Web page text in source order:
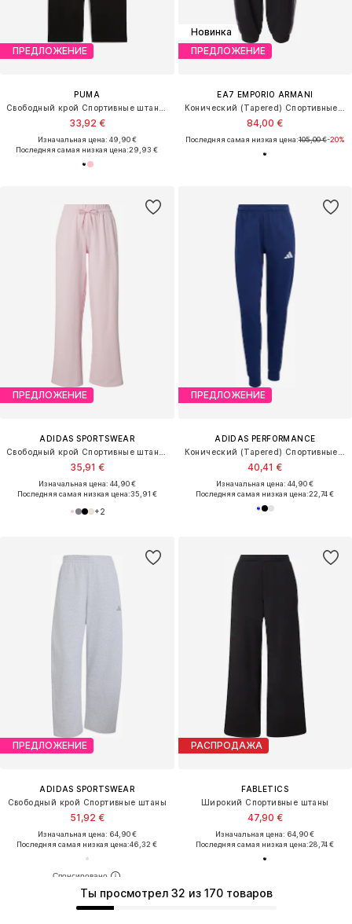
ПРЕДЛОЖЕНИЕ
PUMA
33,92 €
Изначальная цена: 49,90 €
Последняя самая низкая цена:29,93 €
Новинка
ПРЕДЛОЖЕНИЕ
EA7 EMPORIO ARMANI
84,00 €
Последняя самая низкая цена:105,00 €-20%
ПРЕДЛОЖЕНИЕ
ADIDAS SPORTSWEAR
35,91 €
Изначальная цена: 44,90 €
Последняя самая низкая цена:35,91 €
+2
ПРЕДЛОЖЕНИЕ
ADIDAS PERFORMANCE
40,41 €
Изначальная цена: 44,90 €
Последняя самая низкая цена:22,74 €
ПРЕДЛОЖЕНИЕ
ADIDAS SPORTSWEAR
Свободный крой Спортивные штаны
51,92 €
Изначальная цена: 64,90 €
Последняя самая низкая цена:46,32 €
РАСПРОДАЖА
FABLETICS
Широкий Спортивные штаны
47,90 €
Изначальная цена: 64,90 €
Последняя самая низкая цена:28,74 €
Ты просмотрел 32 из 170 товаров